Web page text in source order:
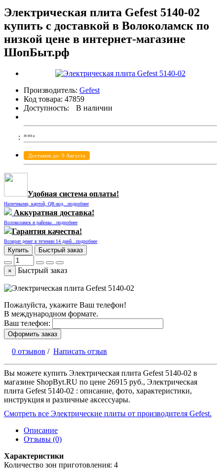
Электрическая плита Gefest 5140-02
купить с доставкой в Волоколамск по
низкой цене в интернет-магазине
ШопБыт.рф
Производитель: Gefest
Код товара: 47859
Доступность:
В наличии
26 915 р.
Доставим до: 9 Августа
Удобная система оплаты!
Наличными, картой, QR-код...подробнее
Аккуратная доставка!
Волоколамск и районы...подробнее
Гарантия качества!
Возврат денег в течении 14 дней...подробнее
Купить Быстрый заказ
× Быстрый заказ
Пожалуйста, укажите Ваш телефон!
В международном формате.
Ваш телефон:
Оформить заказ
0 отзывов / Написать отзыв
Вы можете купить Электрическая плита Gefest 5140-02 в
магазине ShopByt.RU по цене 26915 руб., Электрическая
плита Gefest 5140-02 : описание, фото, характеристики,
инструкция и различные аксессуары.
Смотреть все Электрические плиты от производителя Gefest.
Описание
Отзывы (0)
Характеристики
Количество зон приготовления: 4